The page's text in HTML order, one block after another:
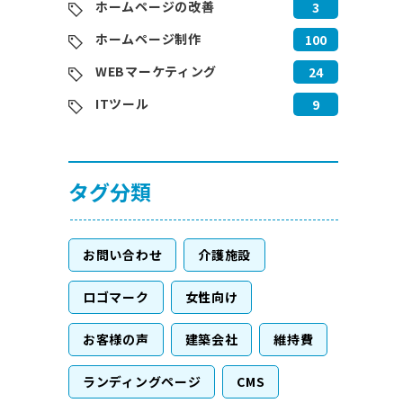
ホームページの改善
3
ホームページ制作
100
WEBマーケティング
24
ITツール
9
タグ分類
お問い合わせ 介護施設
ロゴマーク 女性向け
お客様の声 建築会社 維持費
ランディングページ CMS